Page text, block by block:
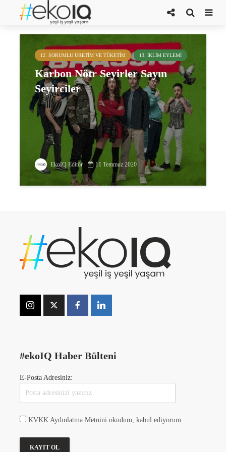
Brassic
12. SORUMLU ÜRETIM VE TÜKETIM 13. İKLIM EYLEMI
Karbon Nötr Seyirler Sayın
Seyirciler
EkoIQ Editör 11 Temmuz 2020
#ekoIQ Haber Bülteni
E-Posta Adresiniz:
KVKK Aydınlatma Metnini okudum, kabul ediyorum.